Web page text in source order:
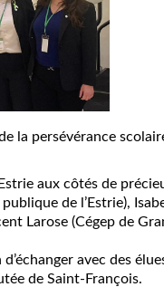
la persévérance
aux côtés de
de l’Estrie),
Larose (Cégep de
avec des
de Saint-François.